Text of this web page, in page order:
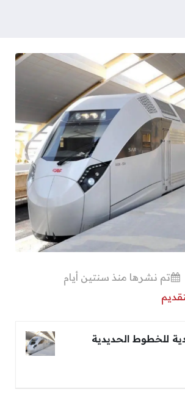
تم نشرها منذ سنتين أيام
للخطوط الحديدية